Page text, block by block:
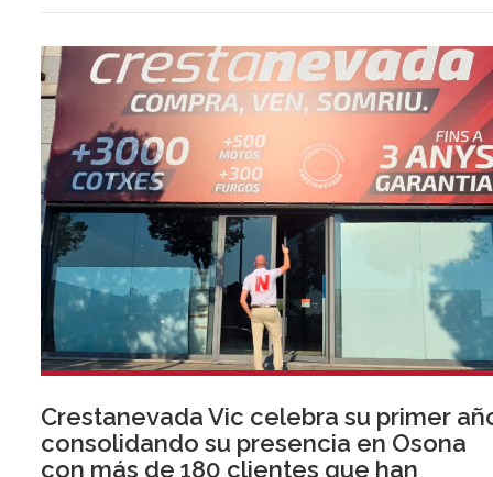
Crestanevada Vic celebra su primer
consolidando su presencia en Osona
con más de 180 clientes que han